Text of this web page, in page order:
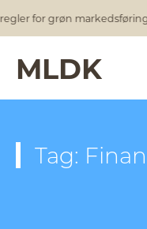
for grøn
MLDK
Tag: